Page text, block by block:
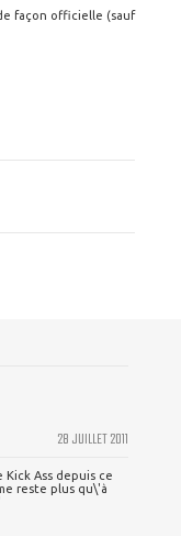
façon officielle (sauf
28 JUILLET 2011
Ass depuis ce
reste plus qu\'à